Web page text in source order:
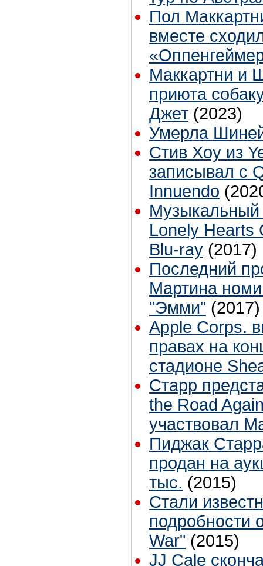
Пол
вместе
Маккартни и
приюта
Джет (2023)
Умерла
Стив Хоу из
записывал с
Innuendo
Lonely Hearts
Blu-ray (2017)
Последний
Мартина
"Эмми" (2017)
Apple Corps.
правах на
стадионе
Старр
the Road
участвовал
Пиджак
продан на
тыс. (2015)
Стали
подробности
War" (2015)
JJ Cale